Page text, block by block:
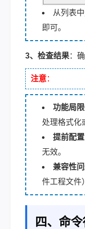
从列表
即可。
3、检查结果：
注意：
功能局
处理格式化
提前配置
无效。
兼容性
件工程文件
四、命